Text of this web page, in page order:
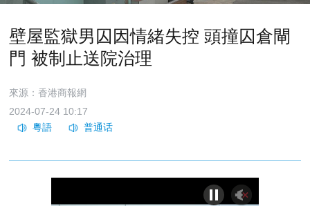
壁屋監獄男囚因情緒失控 頭撞囚倉閘
門 被制止送院治理
來源：香港商報網
2024-07-24 10:17